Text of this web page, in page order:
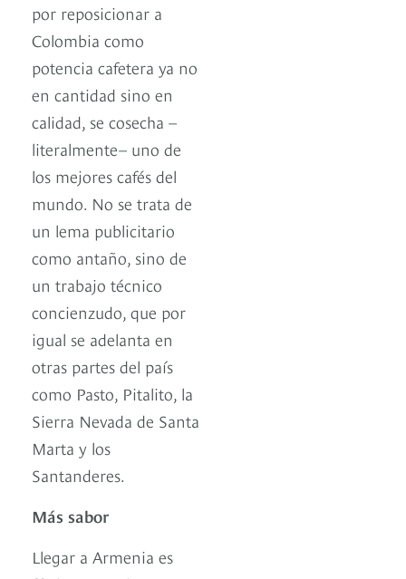
por reposicionar a
Colombia como
potencia cafetera ya no
en cantidad sino en
calidad, se cosecha –
literalmente– uno de
los mejores cafés del
mundo. No se trata de
un lema publicitario
como antaño, sino de
un trabajo técnico
concienzudo, que por
igual se adelanta en
otras partes del país
como Pasto, Pitalito, la
Sierra Nevada de Santa
Marta y los
Santanderes.
Más sabor
Llegar a Armenia es